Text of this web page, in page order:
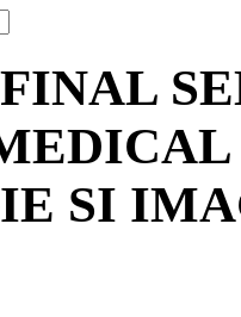
SI